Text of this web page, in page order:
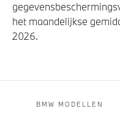
het maandelijkse
2026.
BMW MODELLEN